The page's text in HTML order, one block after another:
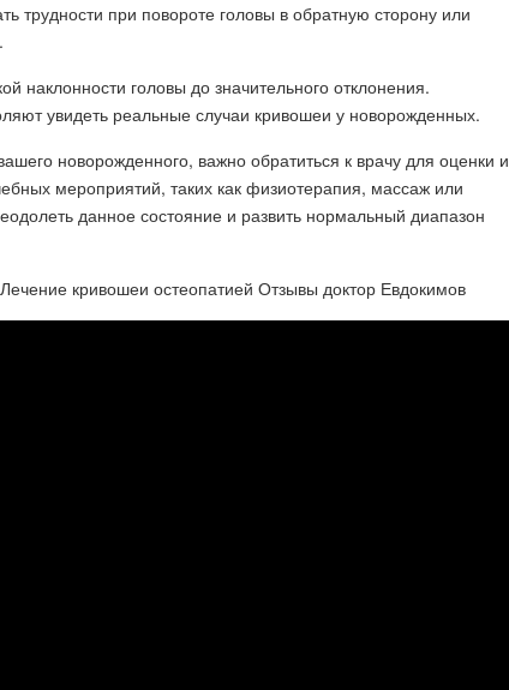
трудности при повороте головы в обратную сторону или
наклонности головы до значительного отклонения.
увидеть реальные случаи кривошеи у новорожденных.
новорожденного, важно обратиться к врачу для оценки и
мероприятий, таких как физиотерапия, массаж или
данное состояние и развить нормальный диапазон
кривошеи остеопатией Отзывы доктор Евдокимов